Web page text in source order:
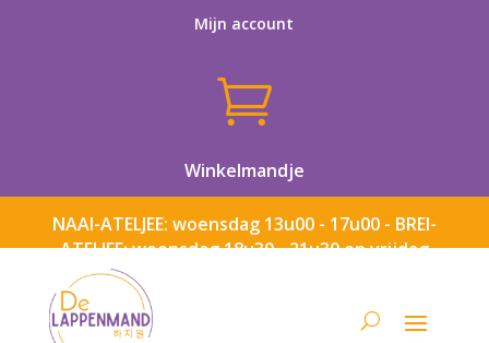
Mijn account

Winkelmandje
NAAI-ATELJEE: woensdag 13u00 - 17u00 - BREI-
ATELJEE: woensdag 18u30 - 21u30 en vrijdag